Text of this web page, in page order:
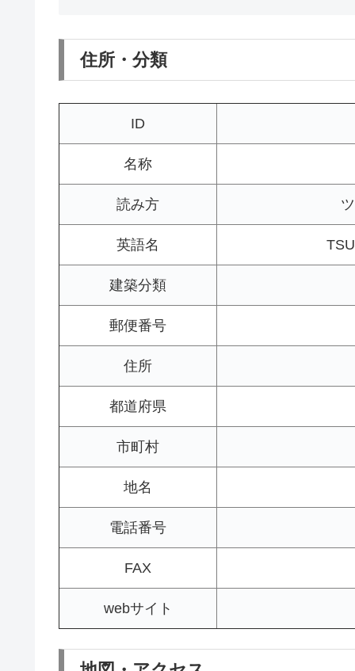
住所・分類
ID
名称
読み方
英語名
建築分類
郵便番号
住所
都道府県
市町村
地名
電話番号
FAX
webサイト